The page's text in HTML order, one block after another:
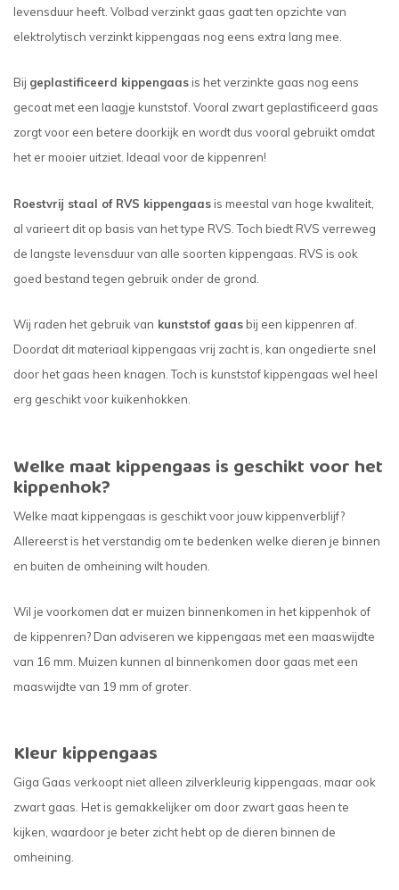
levensduur heeft. Volbad verzinkt gaas gaat ten opzichte van
elektrolytisch verzinkt kippengaas nog eens extra lang mee.
Bij geplastificeerd kippengaas is het verzinkte gaas nog eens
gecoat met een laagje kunststof. Vooral zwart geplastificeerd gaas
zorgt voor een betere doorkijk en wordt dus vooral gebruikt omdat
het er mooier uitziet. Ideaal voor de kippenren!
Roestvrij staal of RVS kippengaas is meestal van hoge kwaliteit,
al varieert dit op basis van het type RVS. Toch biedt RVS verreweg
de langste levensduur van alle soorten kippengaas. RVS is ook
goed bestand tegen gebruik onder de grond.
Wij raden het gebruik van kunststof gaas bij een kippenren af.
Doordat dit materiaal kippengaas vrij zacht is, kan ongedierte snel
door het gaas heen knagen. Toch is kunststof kippengaas wel heel
erg geschikt voor kuikenhokken.
Welke maat kippengaas is geschikt voor het
kippenhok?
Welke maat kippengaas is geschikt voor jouw kippenverblijf?
Allereerst is het verstandig om te bedenken welke dieren je binnen
en buiten de omheining wilt houden.
Wil je voorkomen dat er muizen binnenkomen in het kippenhok of
de kippenren? Dan adviseren we kippengaas met een maaswijdte
van 16 mm. Muizen kunnen al binnenkomen door gaas met een
maaswijdte van 19 mm of groter.
Kleur kippengaas
Giga Gaas verkoopt niet alleen zilverkleurig kippengaas, maar ook
zwart gaas. Het is gemakkelijker om door zwart gaas heen te
kijken, waardoor je beter zicht hebt op de dieren binnen de
omheining.